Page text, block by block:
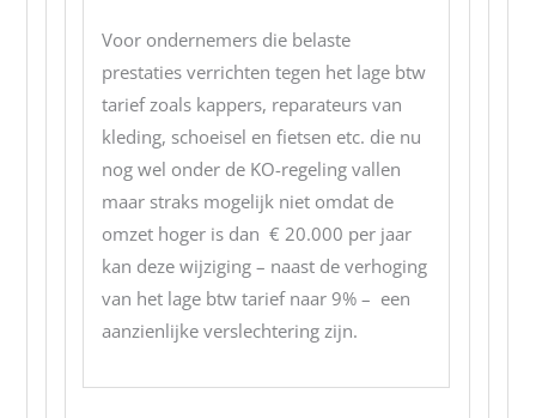
Voor ondernemers die belaste
prestaties verrichten tegen het lage btw
tarief zoals kappers, reparateurs van
kleding, schoeisel en fietsen etc. die nu
nog wel onder de KO-regeling vallen
maar straks mogelijk niet omdat de
omzet hoger is dan € 20.000 per jaar
kan deze wijziging – naast de verhoging
van het lage btw tarief naar 9% – een
aanzienlijke verslechtering zijn.